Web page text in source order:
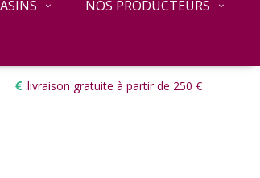
NOS PRODUCTEURS
livraison gratuite à partir de 250 €